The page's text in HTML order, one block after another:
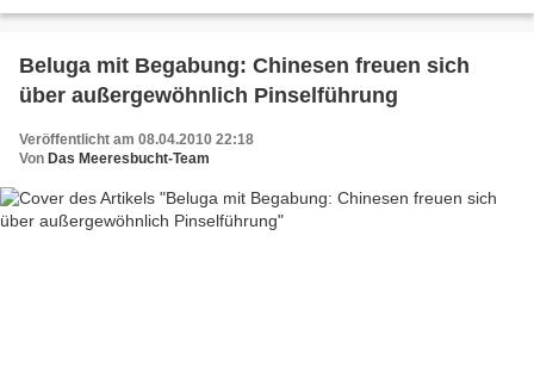
Beluga mit Begabung: Chinesen freuen sich
über außergewöhnlich Pinselführung
Veröffentlicht am 08.04.2010 22:18
Von Das Meeresbucht-Team